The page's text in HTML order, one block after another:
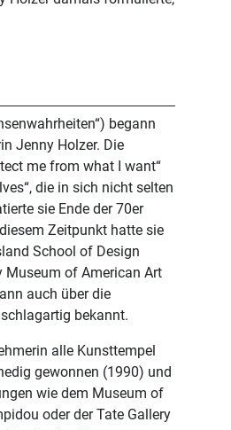
begann
Jenny Holzer. Die
me from what I want“
die in sich nicht selten
sie Ende der 70er
Zeitpunkt hatte sie
School of Design
Museum of American Art
bekannt.
alle Kunsttempel
gewonnen (1990) und
wie dem Museum of
oder der Tate Gallery